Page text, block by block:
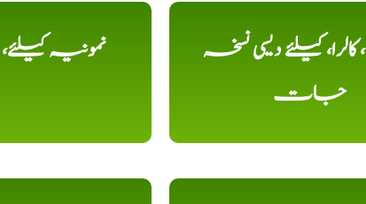
نمونیہ
کیلئے دیسی نسخہ
جات